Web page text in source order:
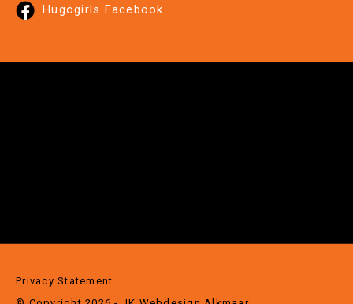
Hugogirls Facebook
Privacy Statement